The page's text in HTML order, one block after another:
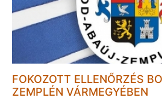
FOKOZOTT ELLENŐRZÉS
ZEMPLÉN VÁRMEGYÉBEN